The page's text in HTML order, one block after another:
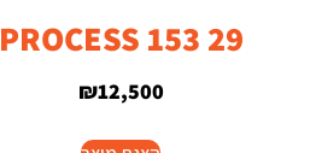
PROCESS 153 29
₪12,500